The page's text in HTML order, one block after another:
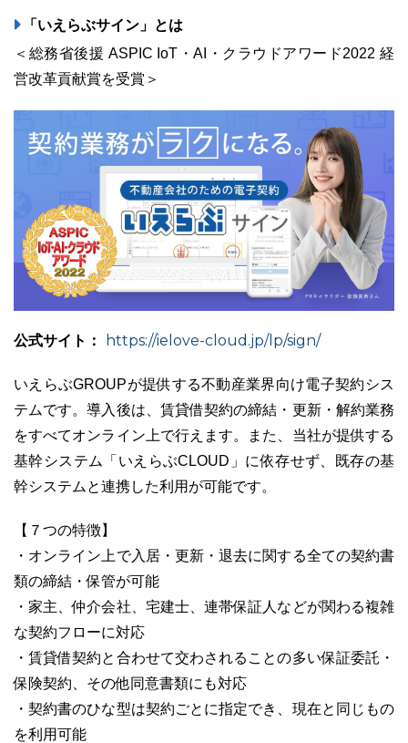
「いえらぶサイン」とは
＜総務省後援 ASPIC IoT・AI・クラウドアワード2022 経
営改革貢献賞を受賞＞
公式サイト： https://ielove-cloud.jp/lp/sign/
いえらぶGROUPが提供する不動産業界向け電子契約シス
テムです。導入後は、賃貸借契約の締結・更新・解約業務
をすべてオンライン上で行えます。また、当社が提供する
基幹システム「いえらぶCLOUD」に依存せず、既存の基
幹システムと連携した利用が可能です。
【７つの特徴】
・オンライン上で入居・更新・退去に関する全ての契約書
類の締結・保管が可能
・家主、仲介会社、宅建士、連帯保証人などが関わる複雑
な契約フローに対応
・賃貸借契約と合わせて交わされることの多い保証委託・
保険契約、その他同意書類にも対応
・契約書のひな型は契約ごとに指定でき、現在と同じもの
を利用可能